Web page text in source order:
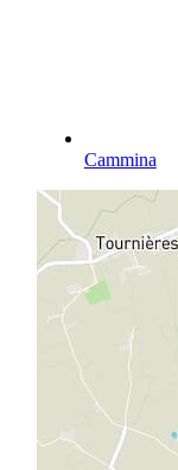
Cammina